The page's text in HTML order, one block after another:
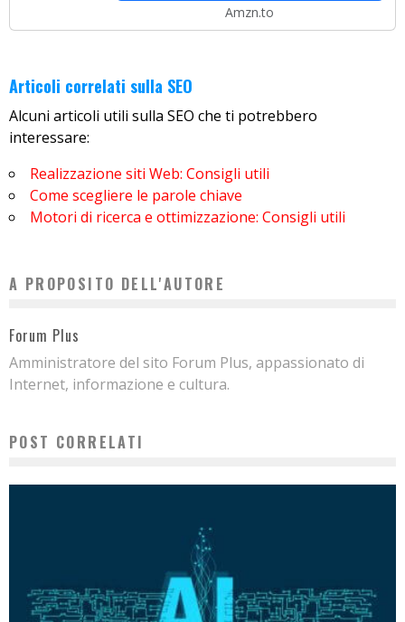
Amzn.to
Articoli correlati sulla SEO
Alcuni articoli utili sulla SEO che ti potrebbero
interessare:
Realizzazione siti Web: Consigli utili
Come scegliere le parole chiave
Motori di ricerca e ottimizzazione: Consigli utili
A PROPOSITO DELL'AUTORE
Forum Plus
Amministratore del sito Forum Plus, appassionato di
Internet, informazione e cultura.
POST CORRELATI